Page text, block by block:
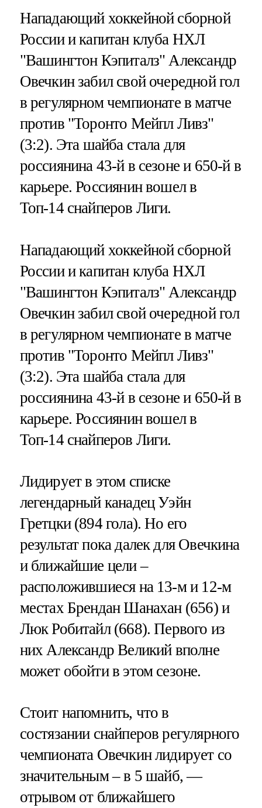
Нападающий хоккейной сборной
России и капитан клуба НХЛ
"Вашингтон Кэпиталз" Александр
Овечкин забил свой очередной гол
в регулярном чемпионате в матче
против "Торонто Мейпл Ливз"
(3:2). Эта шайба стала для
россиянина 43-й в сезоне и 650-й в
карьере. Россиянин вошел в
Топ-14 снайперов Лиги.
Нападающий хоккейной сборной
России и капитан клуба НХЛ
"Вашингтон Кэпиталз" Александр
Овечкин забил свой очередной гол
в регулярном чемпионате в матче
против "Торонто Мейпл Ливз"
(3:2). Эта шайба стала для
россиянина 43-й в сезоне и 650-й в
карьере. Россиянин вошел в
Топ-14 снайперов Лиги.
Лидирует в этом списке
легендарный канадец Уэйн
Гретцки (894 гола). Но его
результат пока далек для Овечкина
и ближайшие цели –
расположившиеся на 13-м и 12-м
местах Брендан Шанахан (656) и
Люк Робитайл (668). Первого из
них Александр Великий вполне
может обойти в этом сезоне.
Стоит напомнить, что в
состязании снайперов регулярного
чемпионата Овечкин лидирует со
значительным – в 5 шайб, —
отрывом от ближайшего